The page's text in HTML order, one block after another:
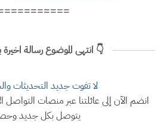
👇 انتهى الموضوع رسالة
لا تفوت جديد التحديثات
انضم الآن إلى عائلتنا عبر منصات
يتوصل بكل جديد